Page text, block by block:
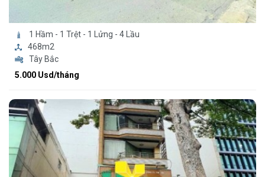
1 Hầm - 1 Trệt - 1 Lửng - 4 Lầu
468m2
Tây Bắc
5.000 Usd/tháng